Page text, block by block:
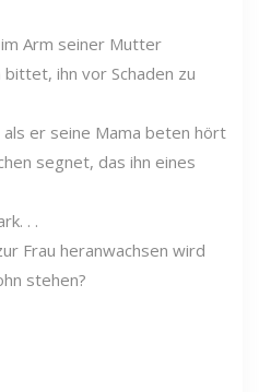
Arm seiner Mutter
ihn vor Schaden zu
er seine Mama beten hört
segnet, das ihn eines
. .
Frau heranwachsen wird
stehen?